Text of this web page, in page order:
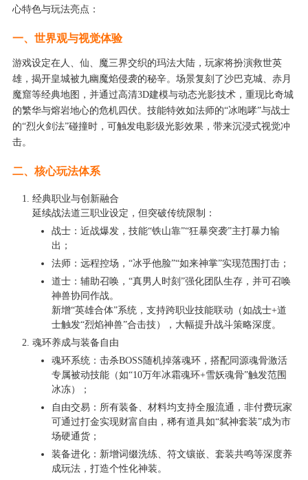
心特色与玩法亮点：
一、世界观与视觉体验
游戏设定在人、仙、魔三界交织的玛法大陆，玩家将扮演救世英
雄，揭开皇城被九幽魔焰侵袭的秘辛。场景复刻了沙巴克城、赤月
魔窟等经典地图，并通过高清3D建模与动态光影技术，重现比奇城
的繁华与熔岩地心的危机四伏。技能特效如法师的“冰咆哮”与战士
的“烈火剑法”碰撞时，可触发电影级光影效果，带来沉浸式视觉冲
击。
二、核心玩法体系
经典职业与创新融合
延续战法道三职业设定，但突破传统限制：
战士：近战爆发，技能“铁山靠”“狂暴突袭”主打暴力输
出；
法师：远程控场，“冰乎他脸”“如来神掌”实现范围打击；
道士：辅助召唤，“真男人时刻”强化团队生存，并可召唤
神兽协同作战。
新增“英雄合体”系统，支持跨职业技能联动（如战士+道
士触发“烈焰神兽”合击技），大幅提升战斗策略深度。
魂环养成与装备自由
魂环系统：击杀BOSS随机掉落魂环，搭配同源魂骨激活
专属被动技能（如“10万年冰霜魂环+雪妖魂骨”触发范围
冰冻）；
自由交易：所有装备、材料均支持全服流通，非付费玩家
可通过打金实现财富自由，稀有道具如“弑神套装”成为市
场硬通货；
装备进化：新增词缀洗练、符文镶嵌、套装共鸣等深度养
成玩法，打造个性化神装。